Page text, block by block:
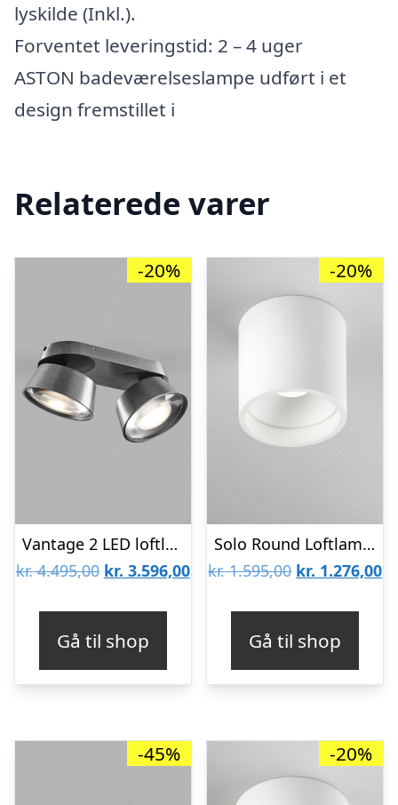
lyskilde (Inkl.).
Forventet leveringstid: 2 – 4 uger
ASTON badeværelseslampe udført i et
design fremstillet i
Relaterede varer
-20%
Vantage 2 LED loftlampe Titanium – 2700K – LIGHT-POINT
kr.4.495,00 Den
var:
kr. 4.495,00.
kr. 3.596,00Den
kr. 3.596,00.
Gå til shop
-20%
Solo Round Loftlampe Hvid 2700K – LIGHT-POINT
kr.1.595,00 Den
var:
kr. 1.595,00.
kr. 1.276,00
Gå til shop
-45% -20%